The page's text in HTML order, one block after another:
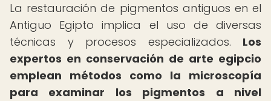
La restauración de pigmentos antiguos en el
Antiguo Egipto implica el uso de diversas
técnicas y procesos especializados. Los
expertos en conservación de arte egipcio
emplean métodos como la microscopía
para examinar los pigmentos a nivel